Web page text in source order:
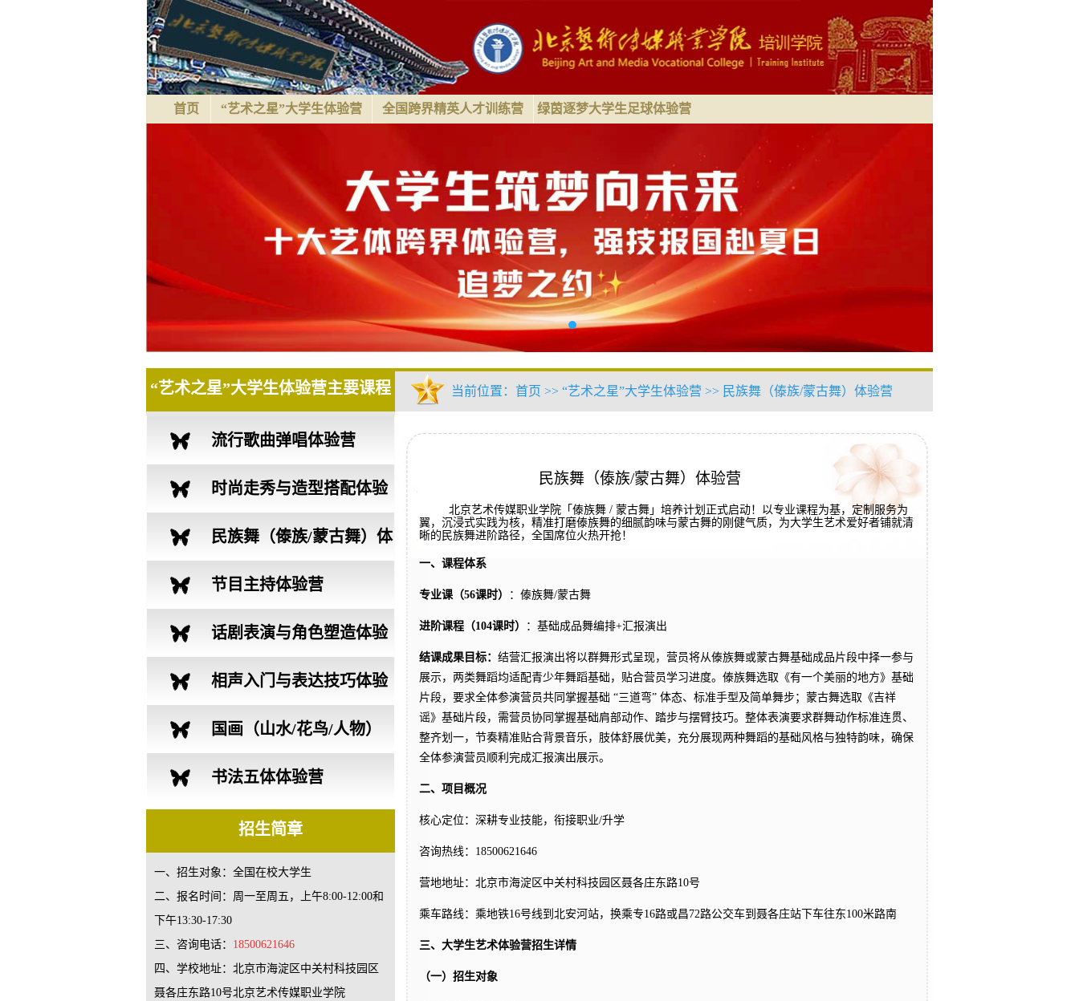
首页 “艺术之星”大学生体验营 全国跨界精英人才训练营 绿茵逐梦大学生足球体验营
当前位置： 首页 >> “艺术之星”大学生体验营 >> 民族舞（傣族/蒙古舞）体验营
民族舞（傣族/蒙古舞）体验营
北京艺术传媒职业学院「傣族舞 / 蒙古舞」培养计划正式启动！以专业课程为基，定制服务为
翼，沉浸式实践为核，精准打磨傣族舞的细腻韵味与蒙古舞的刚健气质，为大学生艺术爱好者铺就清
晰的民族舞进阶路径，全国席位火热开抢！
一、课程体系
专业课（56课时） ： 傣族舞/蒙古舞
进阶课程（104课时） ：基础成品舞编排+汇报演出
结课成果目标： 结营汇报演出将以群舞形式呈现，营员将从傣族舞或蒙古舞基础成品片段中择一参与
展示，两类舞蹈均适配青少年舞蹈基础，贴合营员学习进度。傣族舞选取《有一个美丽的地方》基础
片段，要求全体参演营员共同掌握基础 “三道弯” 体态、标准手型及简单舞步；蒙古舞选取《吉祥
谣》基础片段，需营员协同掌握基础肩部动作、踏步与摆臂技巧。整体表演要求群舞动作标准连贯、
整齐划一，节奏精准贴合背景音乐，肢体舒展优美，充分展现两种舞蹈的基础风格与独特韵味，确保
全体参演营员顺利完成汇报演出展示。
二、项目概况
核心定位： 深耕专业技能，衔接职业/升学
咨询热线：18500621646
营地地址：北京市海淀区中关村科技园区聂各庄东路10号
乘车路线：乘地铁16号线到北安河站，换乘专16路或昌72路公交车到聂各庄站下车往东100米路南
三、大学生艺术体验营招生详情
（一）招生对象
“艺术之星”大学生体验营主要课程
流行歌曲弹唱体验营
时尚走秀与造型搭配体验
民族舞（傣族/蒙古舞）体
验营 节目主持体验营
话剧表演与角色塑造体验
相声入门与表达技巧体验
国画（山水/花鸟/人物）
创作体验营书法五体体验营
招生简章
一、招生对象：全国在校大学生
二、报名时间：周一至周五，上午8:00-12:00和
下午13:30-17:30
三、咨询电话： 18500621646
四、学校地址：北京市海淀区中关村科技园区
聂各庄东路10号北京艺术传媒职业学院